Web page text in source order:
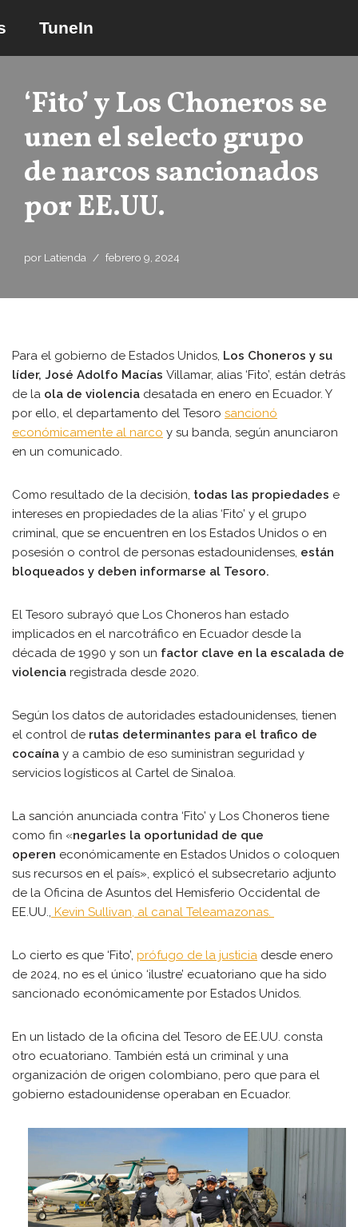
TuneIn
‘Fito’ y Los Choneros se
unen el selecto grupo
de narcos sancionados
por EE.UU.
por Latienda febrero 9, 2024
Para el gobierno de Estados Unidos, Los Choneros y su
líder, José Adolfo Macías Villamar, alias ‘Fito’, están detrás
de la ola de violencia desatada en enero en Ecuador. Y
por ello, el departamento del Tesoro sancionó
económicamente al narco y su banda, según anunciaron
en un comunicado.
Como resultado de la decisión, todas las propiedades e
intereses en propiedades de la alias ‘Fito’ y el grupo
criminal, que se encuentren en los Estados Unidos o en
posesión o control de personas estadounidenses, están
bloqueados y deben informarse al Tesoro.
El Tesoro subrayó que Los Choneros han estado
implicados en el narcotráfico en Ecuador desde la
década de 1990 y son un factor clave en la escalada de
violencia registrada desde 2020.
Según los datos de autoridades estadounidenses, tienen
el control de rutas determinantes para el trafico de
cocaína y a cambio de eso suministran seguridad y
servicios logísticos al Cartel de Sinaloa.
La sanción anunciada contra ‘Fito’ y Los Choneros tiene
como fin «negarles la oportunidad de que
operen económicamente en Estados Unidos o coloquen
sus recursos en el país», explicó el subsecretario adjunto
de la Oficina de Asuntos del Hemisferio Occidental de
EE.UU., Kevin Sullivan, al canal Teleamazonas.
Lo cierto es que ‘Fito’, prófugo de la justicia desde enero
de 2024, no es el único ‘ilustre’ ecuatoriano que ha sido
sancionado económicamente por Estados Unidos.
En un listado de la oficina del Tesoro de EE.UU. consta
otro ecuatoriano. También está un criminal y una
organización de origen colombiano, pero que para el
gobierno estadounidense operaban en Ecuador.